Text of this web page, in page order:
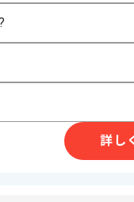
ーキテクチャ設計の経験
計ドキュメント作成経験
ジョン管理経験
ュニケーション
ス計測やボトルネック
詳し